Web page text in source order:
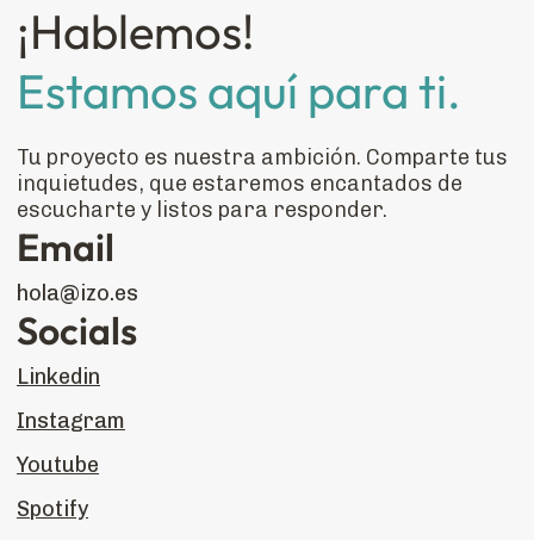
¡Hablemos!
Estamos aquí para ti.
Tu proyecto es nuestra ambición. Comparte tus
inquietudes, que estaremos encantados de
escucharte y listos para responder.
Email
hola@izo.es
Socials
Linkedin
Instagram
Youtube
Spotify